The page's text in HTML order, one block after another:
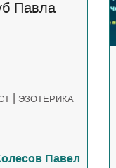
Павла
| ЭЗОТЕРИКА
Павел